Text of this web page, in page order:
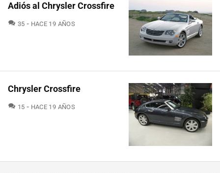
Adiós al Chrysler Crossfire
35 COMENTARIOS
HACE 19 AÑOS
Chrysler Crossfire
15 COMENTARIOS
HACE 19 AÑOS